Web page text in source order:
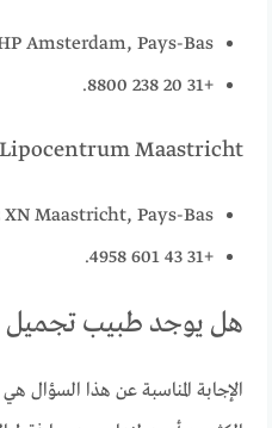
Amsterdam, Pays-Bas.
+31 20 238 8800.
Lipocentrum Maastricht
XN Maastricht, Pays-Bas.
+31 43 601 4958.
هل يوجد طبيب تجميل
الإجابة المناسبة عن هذا السؤال